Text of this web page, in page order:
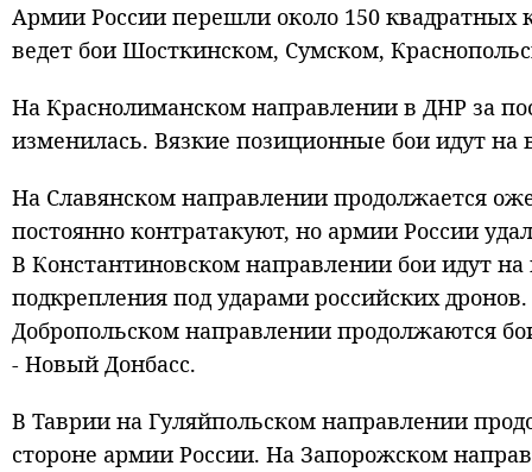
Армии России перешли около 150 квадратных
ведет бои Шосткинском, Сумском,
На Краснолиманском направлении в ДНР за
изменилась. Вязкие позиционные бои идут на
На Славянском направлении продолжается
постоянно контратакуют, но армии России
В Константиновском направлении бои идут
подкрепления под ударами российских
Добропольском направлении продолжаются
- Новый Донбасс.
В Таврии на Гуляйпольском направлении
стороне армии России. На Запорожском